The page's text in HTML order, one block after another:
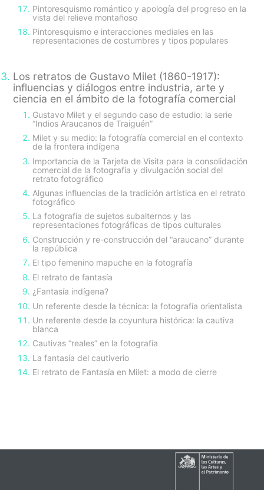
Pintoresquismo romántico y apología del progreso en la
vista del relieve montañoso
Pintoresquismo e interacciones mediales en las
representaciones de costumbres y tipos populares
Los retratos de Gustavo Milet (1860-1917):
influencias y diálogos entre industria, arte y
ciencia en el ámbito de la fotografía comercial
Gustavo Milet y el segundo caso de estudio: la serie
“Indios Araucanos de Traiguén”
Milet y su medio: la fotografía comercial en el contexto
de la frontera indígena
Importancia de la Tarjeta de Visita para la consolidación
comercial de la fotografía y divulgación social del
retrato fotográfico
Algunas influencias de la tradición artística en el retrato
fotográfico
La fotografía de sujetos subalternos y las
representaciones fotográficas de tipos culturales
Construcción y re-construcción del “araucano” durante
la república
El tipo femenino mapuche en la fotografía
El retrato de fantasía
¿Fantasía indígena?
Un referente desde la técnica: la fotografía orientalista
Un referente desde la coyuntura histórica: la cautiva
blanca
Cautivas “reales” en la fotografía
La fantasía del cautiverio
El retrato de Fantasía en Milet: a modo de cierre